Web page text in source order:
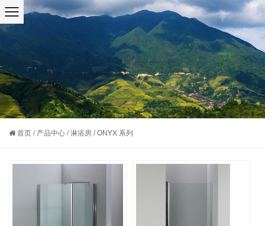
首页 / 产品中心 /淋浴房 /ONYX 系列